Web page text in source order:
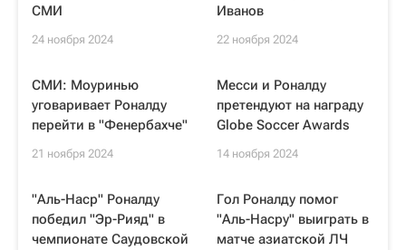
СМИ
24 ноября 2024
Иванов
22 ноября 2024
СМИ: Моуринью
уговаривает Роналду
перейти в "Фенербахче"
21 ноября 2024
Месси и Роналду
претендуют на награду
Globe Soccer Awards
14 ноября 2024
"Аль-Наср" Роналду
победил "Эр-Рияд" в
чемпионате Саудовской
Гол Роналду помог
"Аль-Насру" выиграть в
матче азиатской ЛЧ